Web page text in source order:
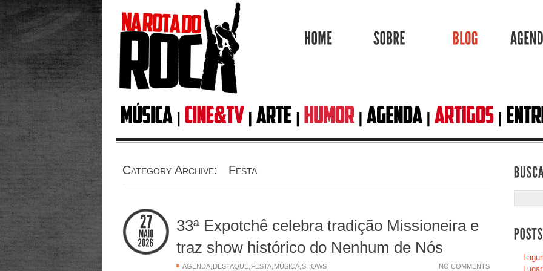
Category Archive: Festa
33ª Expotchê celebra tradição Missioneira e
traz show histórico do Nenhum de Nós
AGENDA, DESTAQUE, FESTA, MÚSICA,SHOWS NO COMMENTS